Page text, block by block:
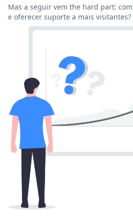
Mas a seguir vem the hard part:
e oferecer suporte a mais visitantes?